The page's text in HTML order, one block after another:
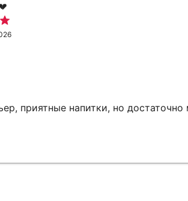
приятные напитки, но